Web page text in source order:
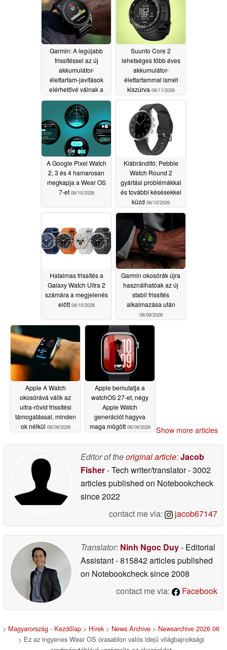
Garmin: A legújabb
frissítéssel az új
akkumulátor-
élettartam-javítások
elérhetővé válnak a
csúcskategóriás
okosórák számára
06/15/2026
Suunto Core 2
lehetséges több éves
akkumulátor-
élettartammal ismét
kiszúrva 06/11/2026
A Google Pixel Watch
2, 3 és 4 hamarosan
megkapja a Wear OS
7-et 06/10/2026
Kiábrándító: Pebble
Watch Round 2
gyártási problémákkal
és további késésekkel
küzd 06/10/2026
Hatalmas frissítés a
Galaxy Watch Ultra 2
számára a megjelenés
előtt 06/10/2026
Garmin okosórák újra
használhatóak az új
stabil frissítés
alkalmazása után
06/09/2026
Apple A Watch
okosórává válik az
ultra-rövid frissítési
támogatással, minden
ok nélkül 06/09/2026
Apple bemutatja a
watchOS 27-et, négy
Apple Watch
generációt hagyva
maga mögött 06/09/2026 Show more articles
Editor of theoriginal article:Jacob
Fisher- Tech writer/translator- 3002
articles published on Notebookcheck
since 2022
contact me via:
jacob67147
Translator: Ninh Ngoc Duy- Editorial
Assistant- 815842 articles published
on Notebookchecksince 2008
contact me via:
Facebook
> Magyarország - Kezdőlap > Hírek> News Archive > Newsarchive 2026 06
> Ez az ingyenes Wear OS órasablon valós idejű világbajnoksági